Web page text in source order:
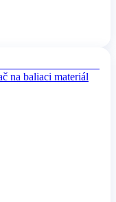
na baliaci materiál